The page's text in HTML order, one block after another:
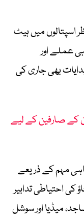
اسپتالوں میں ہیٹ
عملے اور
بھی جاری کی
کے صارفین کے لیے
مہم کے ذریعے
کی احتیاطی تدابیر
میڈیا اور سوشل